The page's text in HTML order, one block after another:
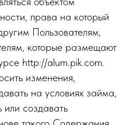
права на который
Пользователям,
которые размещают
http://alum.pik.com.
изменения,
на условиях займа,
или создавать